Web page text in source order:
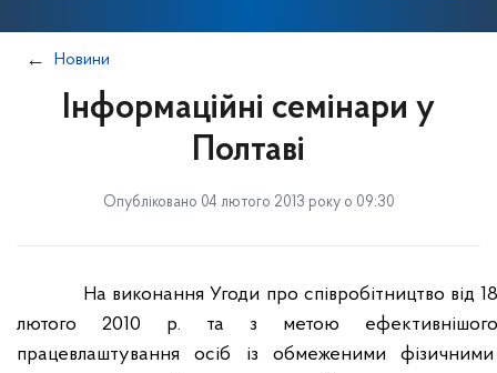
Новини
Інформаційні семінари у
Полтаві
Опубліковано 04 лютого 2013 року о 09:30
На виконання Угоди про співробітництво від
лютого 2010 р. та з метою
працевлаштування осіб із обмеженими фізичними